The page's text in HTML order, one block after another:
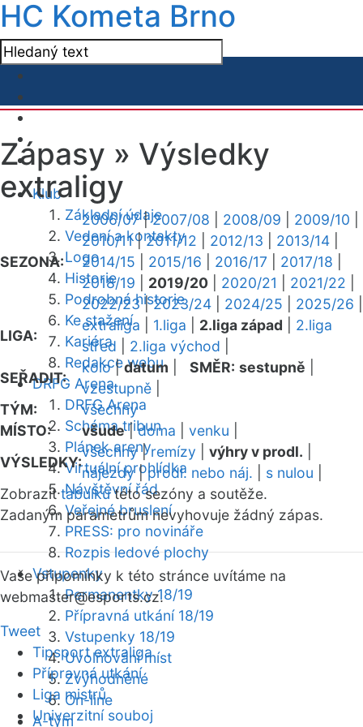
HC Kometa Brno
Klub
Základní údaje
Vedení a kontakty
Logo
Historie
Podrobná historie
Ke stažení
Kariéra
Redakce webu
DRFG Arena
DRFG Arena
Schéma tribun
Plánek areny
Virtuální prohlídka
Návštěvní řád
Veřejné bruslení
PRESS: pro novináře
Rozpis ledové plochy
Vstupenky
Permanentky 18/19
Přípravná utkání 18/19
Vstupenky 18/19
Uvolňování míst
Zvýhodněné
On-line
A-tým
Zápasy » Výsledky
extraligy
SEZONA:
2006/07|2007/08 2008/09 2009/10
2010/11|2011/12 2012/13 2013/14
2014/15
2015/16 2016/17 2017/18
2018/19
2019/20 2020/21 2021/22
2022/23|2023/24 2024/25 2025/26
LIGA:
extraliga 1.liga 2.liga západ
2.liga
střed
2.liga východ
SEŘADIT:
kolo|datum SMĚR: sestupně
vzestupně
TÝM:
všechny
MÍSTO:
všude|doma venku
VÝSLEDKY:
všechny|remízy výhry v prodl.
nájezdy|prodl. nebo náj. s nulou
Zobrazittabulkutéto sezóny a soutěže.
Zadaným parametrům nevyhovuje žádný zápas.
Vaše připomínky k této stránce uvítáme na
webmaster@esports.cz.
Tweet
Tipsport extraliga
Přípravná utkání
Liga mistrů
Univerzitní souboj